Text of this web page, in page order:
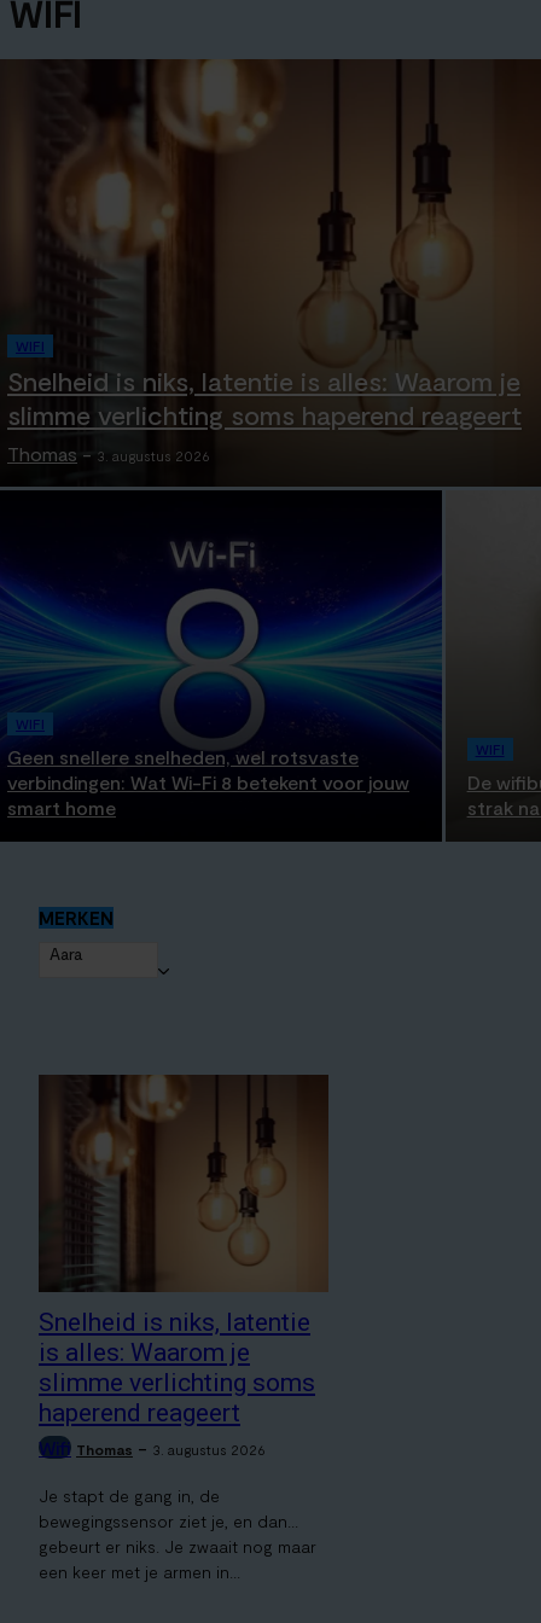
WIFI
WIFI
Snelheid is niks, latentie is alles: Waarom je
slimme verlichting soms haperend reageert
Thomas - 3. augustus 2026
WIFI
Geen snellere snelheden, wel rotsvaste
verbindingen: Wat Wi-Fi 8 betekent voor jouw
smart home
WIFI
De
strak
MERKEN
Snelheid is niks, latentie
is alles: Waarom je
slimme verlichting soms
haperend reageert
Wifi Thomas - 3. augustus 2026
Je stapt de gang in, de
bewegingssensor ziet je, en dan...
gebeurt er niks. Je zwaait nog maar
een keer met je armen in...